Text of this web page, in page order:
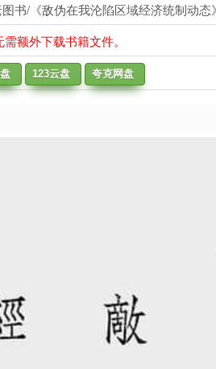
书/《敌伪在我沦陷区域经济统制动态
额外下载书籍文件。
123云盘 夸克网盘